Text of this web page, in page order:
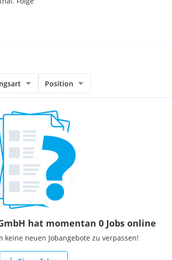
Position
hat momentan 0 Jobs online
keine neuen Jobangebote zu verpassen!